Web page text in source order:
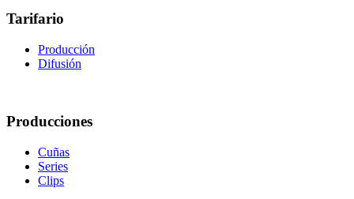
Tarifario
Producción
Difusión
Producciones
Cuñas
Series
Clips